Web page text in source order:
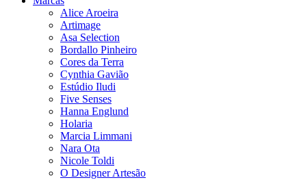
Alice Aroeira
Artimage
Asa Selection
Bordallo Pinheiro
Cores da Terra
Cynthia Gavião
Estúdio Iludi
Five Senses
Hanna Englund
Holaria
Marcia Limmani
Nara Ota
Nicole Toldi
O Designer Artesão